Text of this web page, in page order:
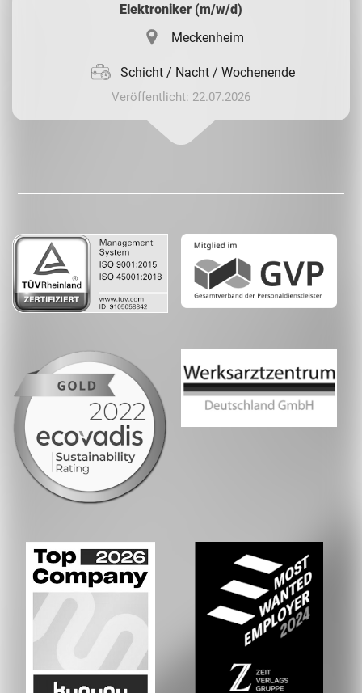
Elektroniker (m/w/d)
Meckenheim
Schicht / Nacht / Wochenende
Veröffentlicht: 22.07.2026